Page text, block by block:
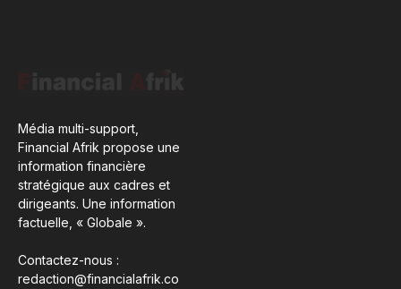
Média multi-support,
Financial Afrik propose une
information financière
stratégique aux cadres et
dirigeants. Une information
factuelle, « Globale ».
Contactez-nous :
redaction@financialafrik.co